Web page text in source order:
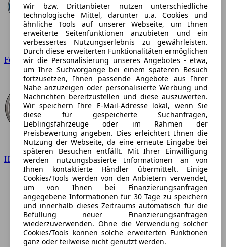
Ford
Hyundai
Wir bzw. Drittanbieter nutzen unterschiedliche
technologische Mittel, darunter u.a. Cookies und
ähnliche Tools auf unserer Webseite, um Ihnen
erweiterte Seitenfunktionen anzubieten und ein
verbessertes Nutzungserlebnis zu gewährleisten.
Durch diese erweiterten Funktionalitäten ermöglichen
wir die Personalisierung unseres Angebotes - etwa,
um Ihre Suchvorgänge bei einem späteren Besuch
fortzusetzen, Ihnen passende Angebote aus Ihrer
Nähe anzuzeigen oder personalisierte Werbung und
Nachrichten bereitzustellen und diese auszuwerten.
Wir speichern Ihre E-Mail-Adresse lokal, wenn Sie
diese für gespeicherte Suchanfragen,
Lieblingsfahrzeuge oder im Rahmen der
Preisbewertung angeben. Dies erleichtert Ihnen die
Nutzung der Webseite, da eine erneute Eingabe bei
späteren Besuchen entfällt. Mit Ihrer Einwilligung
werden nutzungsbasierte Informationen an von
Ihnen kontaktierte Händler übermittelt. Einige
Cookies/Tools werden von den Anbietern verwendet,
um von Ihnen bei Finanzierungsanfragen
angegebene Informationen für 30 Tage zu speichern
und innerhalb dieses Zeitraums automatisch für die
Befüllung neuer Finanzierungsanfragen
wiederzuverwenden. Ohne die Verwendung solcher
Cookies/Tools können solche erweiterten Funktionen
ganz oder teilweise nicht genutzt werden.